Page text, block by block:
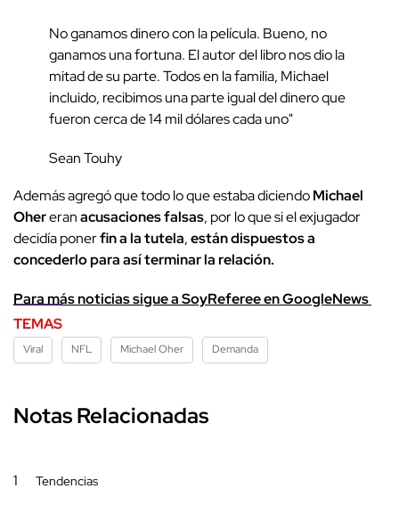
No ganamos dinero con la película. Bueno, no
ganamos una fortuna. El autor del libro nos dio la
mitad de su parte. Todos en la familia, Michael
incluido, recibimos una parte igual del dinero que
fueron cerca de 14 mil dólares cada uno"
Sean Touhy
Además agregó que todo lo que estaba diciendoMichael
Ohereranacusaciones falsas, por lo que si el exjugador
decidía ponerfin a la tutela,están dispuestos a
concederlo para así terminar la relación.
Para más noticias sigue a SoyReferee en GoogleNews
TEMAS
Viral NFL Michael Oher Demanda
Notas Relacionadas
1 Tendencias